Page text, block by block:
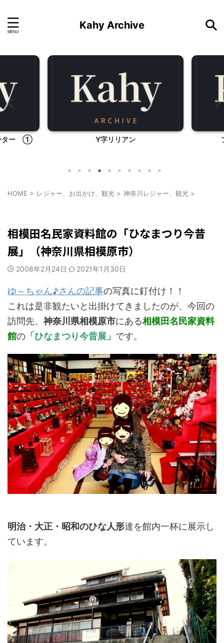
Kahy Archive
ター ① Y字リリアン
HOME > レジャー、お出かけ、観光 > 神奈川レジャー、観光 >
相模田名民家資料館の「ひなまつり今昔
展」（神奈川県相模原市）
2008年2月24日 2021年1月30日
ゆ～ちゃん♪さんの記事の写真に釘付け！！
これは是非観たいと出掛けてきましたのが、今回の
訪問先、 神奈川県相模原市にある相模田名民家資料
館の 「ひなまつり今昔展」 です。
明治・大正・昭和のひな人形達を館内一杯に展示し
ています。